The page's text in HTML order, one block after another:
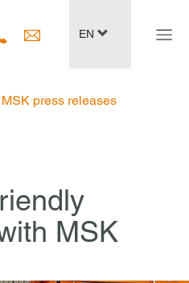
EN
MSK press releases
MSK